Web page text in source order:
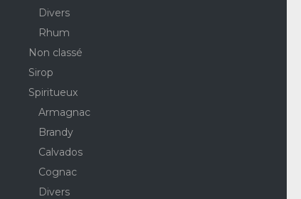
Divers
Rhum
Non classé
Sirop
Spiritueux
Armagnac
Brandy
Calvados
Cognac
Divers